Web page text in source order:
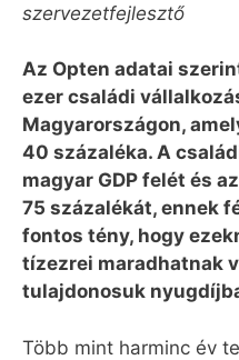
szervezetfejlesztő
Az Opten adatai
ezer családi
Magyarországon,
40 százaléka. A
magyar GDP felét és
75 százalékát, ennek
fontos tény, hogy
tízezrei maradhatnak
tulajdonosuk
Több mint harminc év